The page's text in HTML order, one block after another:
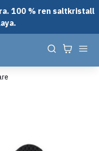
100 % ren saltkristall